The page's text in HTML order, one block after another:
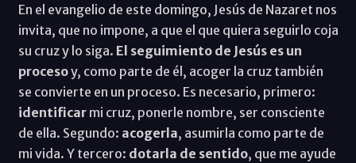
En el evangelio de este domingo, Jesús de Nazaret nos
invita, que no impone, a que el que quiera seguirlo coja
su cruz y lo siga. El seguimiento de Jesús es un
procesoy, como parte de él, acoger la cruz también
se convierte en un proceso. Es necesario, primero:
identificarmi cruz, ponerle nombre, ser consciente
de ella. Segundo: acogerla, asumirla como parte de
mi vida. Y tercero: dotarla de sentido, que me ayude